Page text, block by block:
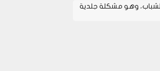
وهو مشكلة جلدية